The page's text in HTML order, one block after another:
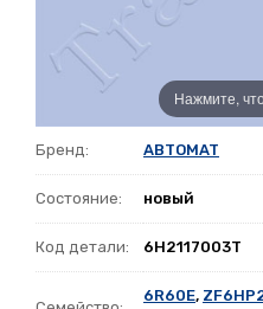
Нажмите,
Бренд: ABTOMAT
Состояние: новый
Код детали: 6H2117003T
6R60E,